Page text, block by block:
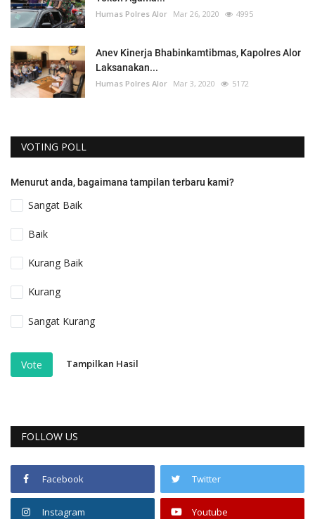
Humas Polres Alor Mar 26, 2020 4995
Anev Kinerja Bhabinkamtibmas, Kapolres Alor
Laksanakan...
Humas Polres Alor Mar 3, 2020 5172
VOTING POLL
Menurut anda, bagaimana tampilan terbaru kami?
Sangat Baik
Baik
Kurang Baik
Kurang
Sangat Kurang
Vote Tampilkan Hasil
FOLLOW US
Facebook Twitter
Instagram Youtube